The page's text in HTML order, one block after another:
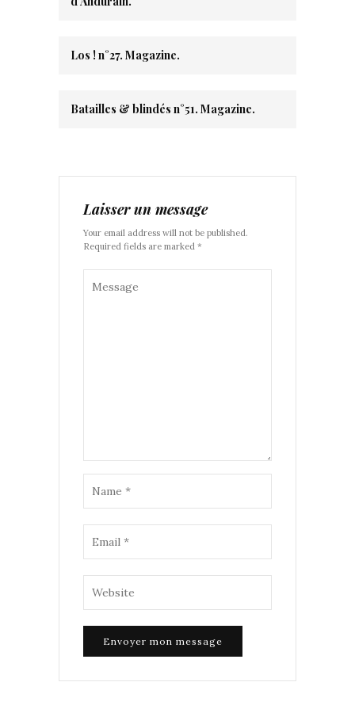
Los ! n°27. Magazine.
Batailles & blindés n°51. Magazine.
Laisser un message
Your email address will not be published.
Required fields are marked *